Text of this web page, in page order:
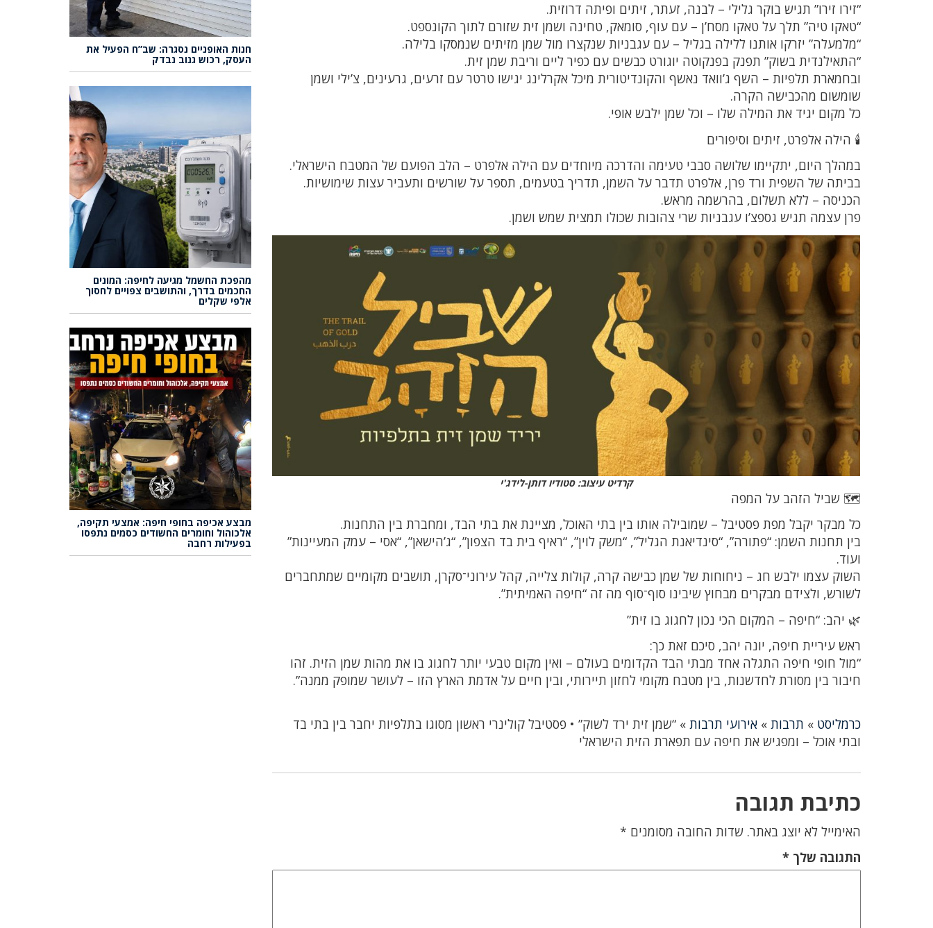
“זירו זירו” תגיש בוקר גלילי – לבנה, זעתר, זיתים ופיתה דרוזית.
“טאקו טיה” תלך על טאקו מסח’ן – עם עוף, סומאק, טחינה ושמן זית שזורם לתוך הקונספט.
“מלמעלה” יזרקו אותנו ללילה בגליל – עם עגבניות שנקצרו מול שמן מזיתים שנמסקו בלילה.
“התאילנדית בשוק” תפנק בפנקוטה יוגורט כבשים עם כפיר ליים וריבת שמן זית.
ובחמארת תלפיות – השף ג’וואד נאשף והקונדיטורית מיכל אקרלינג יגישו טרטר עם זרעים, גרעינים, צ’ילי ושמן
שומשום מהכבישה הקרה.
כל מקום יגיד את המילה שלו – וכל שמן ילבש אופי.
🕯️ הילה אלפרט, זיתים וסיפורים
במהלך היום, יתקיימו שלושה סבבי טעימה והדרכה מיוחדים עם הילה אלפרט – הלב הפועם של המטבח הישראלי.
בביתה של השפית ורד פרן, אלפרט תדבר על השמן, תדריך בטעמים, תספר על שורשים ותעביר עצות שימושיות.
הכניסה – ללא תשלום, בהרשמה מראש.
פרן עצמה תגיש גספצ’ו עגבניות שרי צהובות שכולו תמצית שמש ושמן.
קרדיט עיצוב: סטודיו דותן-לידג'י
🗺️ שביל הזהב על המפה
כל מבקר יקבל מפת פסטיבל – שמובילה אותו בין בתי האוכל, מציינת את בתי הבד, ומחברת בין התחנות.
בין תחנות השמן: “פתורה”, “סינדיאנת הגליל”, “משק לוין”, “ראיף בית בד הצפון”, “ג’הישאן”, “אסי – עמק המעיינות”
ועוד.
השוק עצמו ילבש חג – ניחוחות של שמן כבישה קרה, קולות צלייה, קהל עירוני־סקרן, תושבים מקומיים שמתחברים
לשורש, ולצידם מבקרים מבחוץ שיבינו סוף־סוף מה זה “חיפה האמיתית”.
🌿 יהב: “חיפה – המקום הכי נכון לחגוג בו זית”
ראש עיריית חיפה, יונה יהב, סיכם זאת כך:
“מול חופי חיפה התגלה אחד מבתי הבד הקדומים בעולם – ואין מקום טבעי יותר לחגוג בו את מהות שמן הזית. זהו
חיבור בין מסורת לחדשנות, בין מטבח מקומי לחזון תיירותי, ובין חיים על אדמת הארץ הזו – לעושר שמופק ממנה”.
כרמליסט » תרבות »אירועי תרבות »“שמן זית ירד לשוק” • פסטיבל קולינרי ראשון מסוגו בתלפיות יחבר בין בתי בד
ובתי אוכל – ומפגיש את חיפה עם תפארת הזית הישראלי
כתיבת תגובה
האימייל לא יוצג באתר. שדות החובה מסומנים *
התגובה שלך*
חנות האופניים נסגרה: שב”ח הפעיל את
העסק, רכוש גנוב נבדק
מהפכת החשמל מגיעה לחיפה: המונים
החכמים בדרך, והתושבים צפויים לחסוך
אלפי שקלים
מבצע אכיפה בחופי חיפה: אמצעי תקיפה,
אלכוהול וחומרים החשודים כסמים נתפסו
בפעילות רחבה